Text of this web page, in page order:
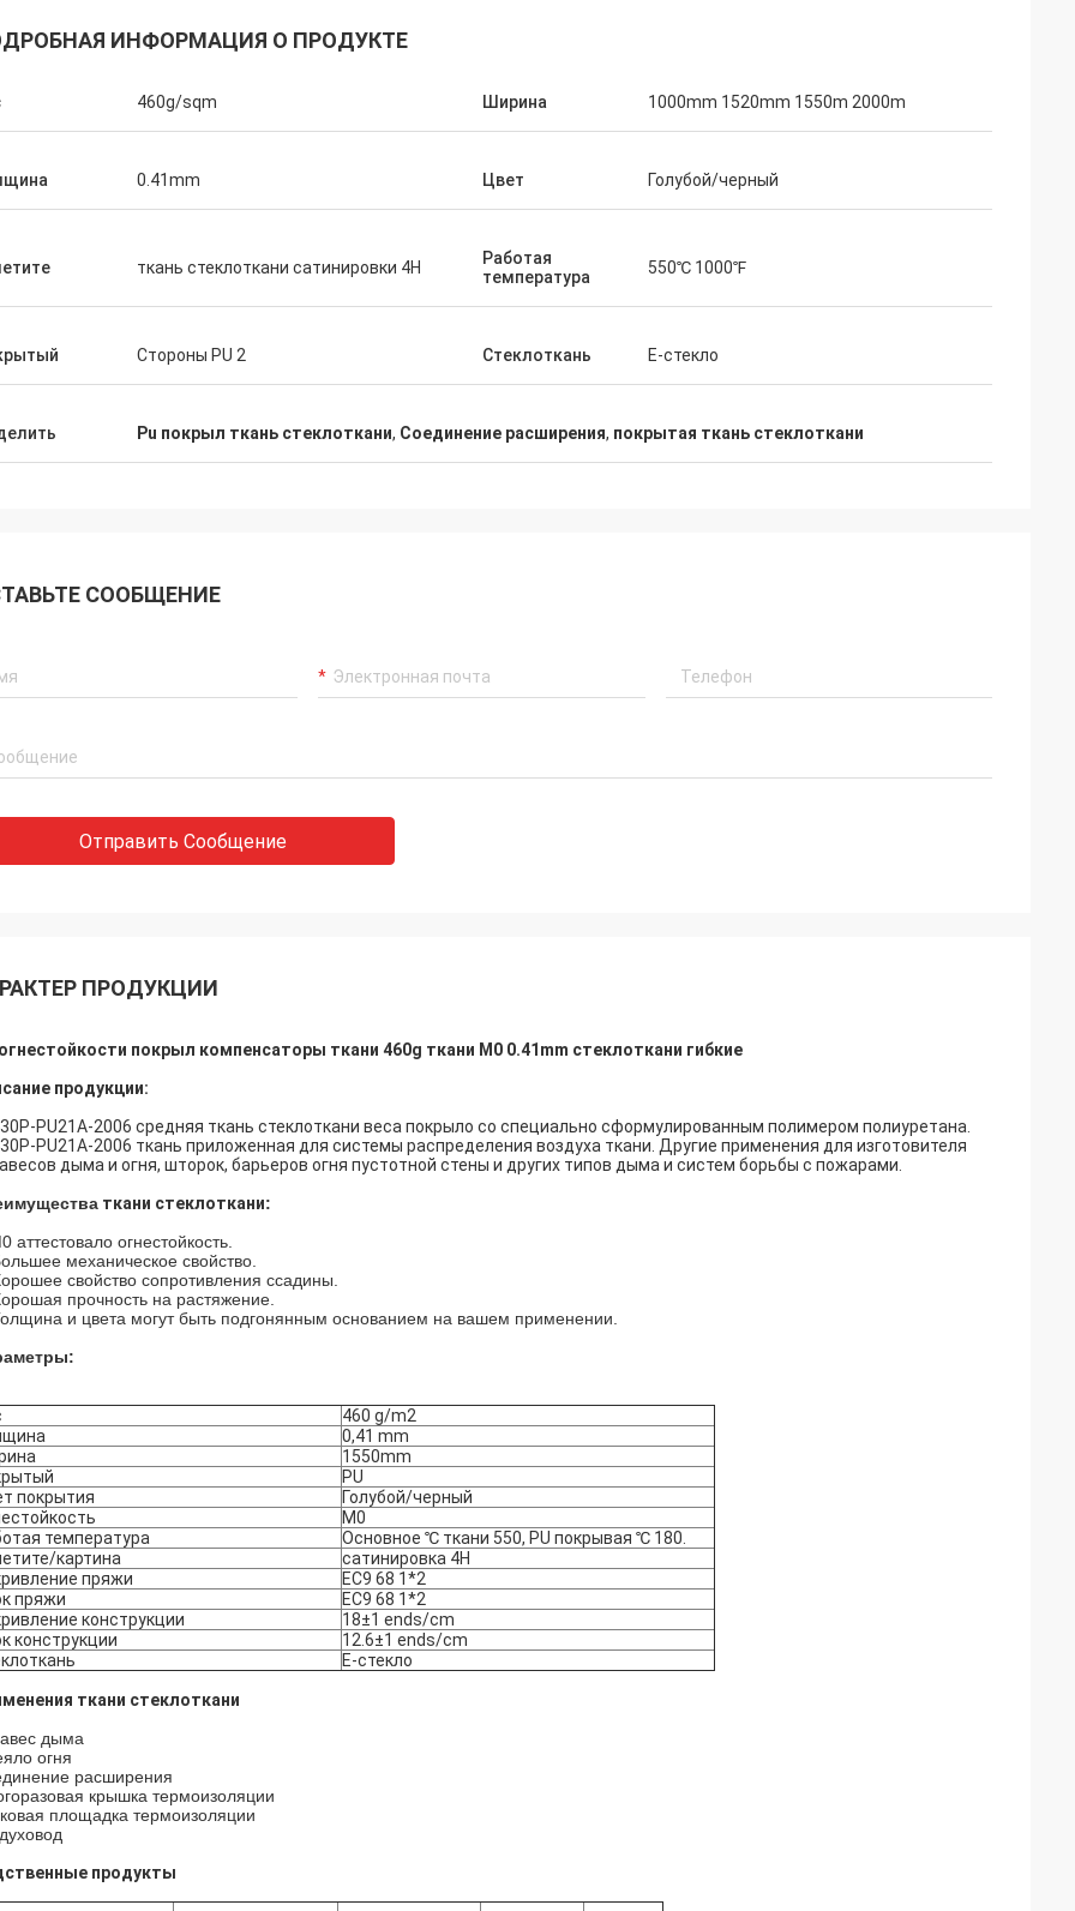
качеством. И они
для различных проектов.
ИНФОРМАЦИЯ О ПРОДУКТЕ
460g/sqm Ширина 1000mm 1520mm 1550m 2000m
0.41mm Цвет Голубой/черный
ткань стеклоткани сатинировки 4H
Работая
температура
550℃ 1000℉
Стороны PU 2 Стеклоткань E-стекло
Pu покрыл ткань стеклоткани, Соединение расширения, покрытая ткань стеклоткани
СООБЩЕНИЕ
Отправить Сообщение
ПРОДУКЦИИ
огнестойкости покрыл компенсаторы ткани 460g ткани M0 0.41mm стеклоткани гибкие
продукции:
PU21A-2006 средняя ткань стеклоткани веса покрыло со специально сформулированным полимером полиуретана.
PU21A-2006 ткань приложенная для системы распределения воздуха ткани. Другие применения для изготовителя
дыма и огня, шторок, барьеров огня пустотной стены и других типов дыма и систем борьбы с пожарами.
ткани стеклоткани:
аттестовало огнестойкость.
механическое свойство.
свойство сопротивления ссадины.
прочность на растяжение.
и цвета могут быть подгонянным основанием на вашем применении.
460 g/m2
0,41 mm
1550mm
PU
покрытия
Голубой/черный
M0
температура
Основное ℃ ткани 550, PU покрывая ℃ 180.
картина
сатинировка 4H
пряжи
EC9 68 1*2
пряжи
EC9 68 1*2
конструкции
18±1 ends/cm
конструкции
12.6±1 ends/cm
E-стекло
ткани стеклоткани
дыма
огня
расширения
крышка термоизоляции
площадка термоизоляции
продукты